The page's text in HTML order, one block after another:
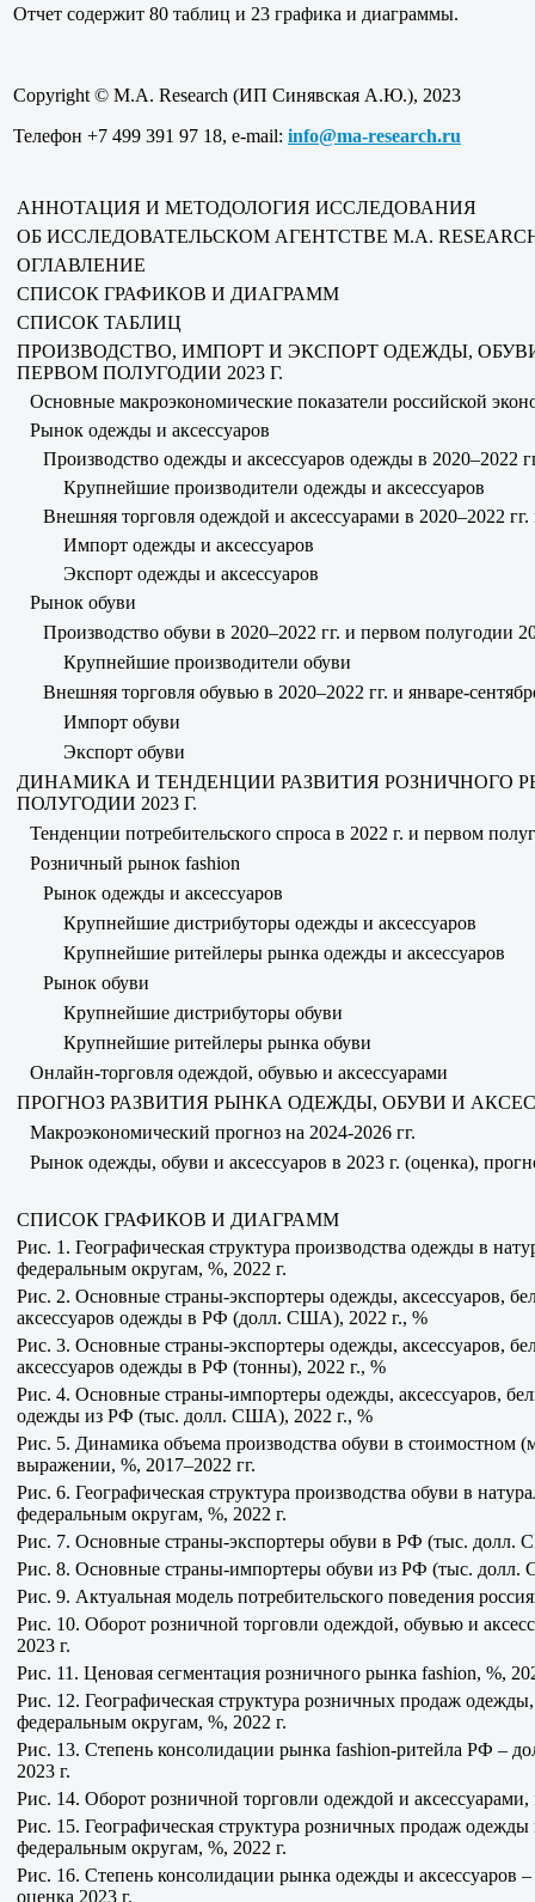
Отчет содержит 80 таблиц и 23 графика и диаграммы.
Copyright © M.A. Research (ИП Синявская А.Ю.), 2023
Телефон +7 499 391 97 18, e-mail: info@ma-research.ru
АННОТАЦИЯ И МЕТОДОЛОГИЯ ИССЛЕДОВАНИЯ
ОБ ИССЛЕДОВАТЕЛЬСКОМ АГЕНТСТВЕ M.A.
ОГЛАВЛЕНИЕ
СПИСОК ГРАФИКОВ И ДИАГРАММ
СПИСОК ТАБЛИЦ
ПРОИЗВОДСТВО, ИМПОРТ И ЭКСПОРТ ОДЕЖДЫ, ОБУВИ
ПЕРВОМ ПОЛУГОДИИ 2023 Г.
Основные макроэкономические показатели российской
Рынок одежды и аксессуаров
Производство одежды и аксессуаров одежды в 2020–2022
Крупнейшие производители одежды и аксессуаров
Внешняя торговля одеждой и аксессуарами в 2020–2022 гг.
Импорт одежды и аксессуаров
Экспорт одежды и аксессуаров
Рынок обуви
Производство обуви в 2020–2022 гг. и первом полугодии
Крупнейшие производители обуви
Внешняя торговля обувью в 2020–2022 гг. и январе-
Импорт обуви
Экспорт обуви
ДИНАМИКА И ТЕНДЕНЦИИ РАЗВИТИЯ РОЗНИЧНОГО
ПОЛУГОДИИ 2023 Г.
Тенденции потребительского спроса в 2022 г. и первом
Розничный рынок fashion
Рынок одежды и аксессуаров
Крупнейшие дистрибуторы одежды и аксессуаров
Крупнейшие ритейлеры рынка одежды и аксессуаров
Рынок обуви
Крупнейшие дистрибуторы обуви
Крупнейшие ритейлеры рынка обуви
Онлайн-торговля одеждой, обувью и аксессуарами
ПРОГНОЗ РАЗВИТИЯ РЫНКА ОДЕЖДЫ, ОБУВИ И
Макроэкономический прогноз на 2024-2026 гг.
Рынок одежды, обуви и аксессуаров в 2023 г. (оценка),
СПИСОК ГРАФИКОВ И ДИАГРАММ
Рис. 1. Географическая структура производства одежды в
федеральным округам, %, 2022 г.
Рис. 2. Основные страны-экспортеры одежды, аксессуаров,
аксессуаров одежды в РФ (долл. США), 2022 г., %
Рис. 3. Основные страны-экспортеры одежды, аксессуаров,
аксессуаров одежды в РФ (тонны), 2022 г., %
Рис. 4. Основные страны-импортеры одежды, аксессуаров,
одежды из РФ (тыс. долл. США), 2022 г., %
Рис. 5. Динамика объема производства обуви в стоимостном
выражении, %, 2017–2022 гг.
Рис. 6. Географическая структура производства обуви в
федеральным округам, %, 2022 г.
Рис. 7. Основные страны-экспортеры обуви в РФ (тыс. долл.
Рис. 8. Основные страны-импортеры обуви из РФ (тыс. долл.
Рис. 9. Актуальная модель потребительского поведения
Рис. 10. Оборот розничной торговли одеждой, обувью и
2023 г.
Рис. 11. Ценовая сегментация розничного рынка fashion, %,
Рис. 12. Географическая структура розничных продаж
федеральным округам, %, 2022 г.
Рис. 13. Степень консолидации рынка fashion-ритейла РФ –
2023 г.
Рис. 14. Оборот розничной торговли одеждой и
Рис. 15. Географическая структура розничных продаж одежды
федеральным округам, %, 2022 г.
Рис. 16. Степень консолидации рынка одежды и аксессуаров
оценка 2023 г.